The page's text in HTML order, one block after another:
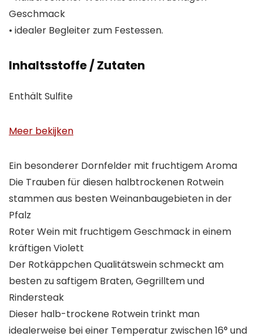
Geschmack
• idealer Begleiter zum Festessen.
Inhaltsstoffe / Zutaten
Enthält Sulfite
Meer bekijken
Ein besonderer Dornfelder mit fruchtigem Aroma
Die Trauben für diesen halbtrockenen Rotwein
stammen aus besten Weinanbaugebieten in der
Pfalz
Roter Wein mit fruchtigem Geschmack in einem
kräftigen Violett
Der Rotkäppchen Qualitätswein schmeckt am
besten zu saftigem Braten, Gegrilltem und
Rindersteak
Dieser halb-trockene Rotwein trinkt man
idealerweise bei einer Temperatur zwischen 16° und